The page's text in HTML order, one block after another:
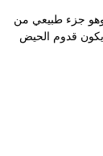
جزء طبيعي من
يكون قدوم الحيض